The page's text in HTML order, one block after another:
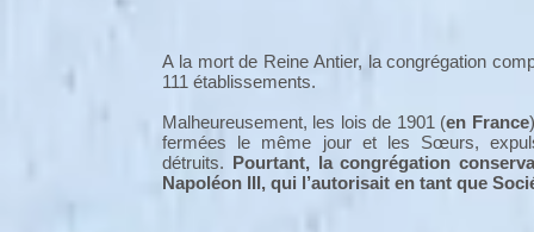
A la mort de Reine Antier, la congrégation
111 établissements.
Malheureusement, les lois de 1901 (en France
fermées le même jour et les Sœurs,
détruits. Pourtant, la congrégation
Napoléon III, qui l’autorisait en tant que